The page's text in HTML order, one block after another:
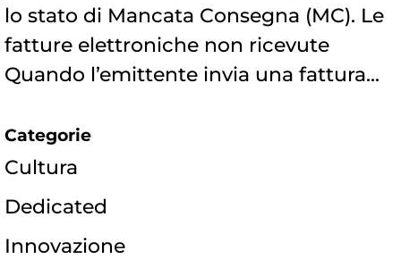
lo stato di Mancata Consegna (MC). Le
fatture elettroniche non ricevute
Quando l’emittente invia una fattura...
Categorie
Cultura
Dedicated
Innovazione